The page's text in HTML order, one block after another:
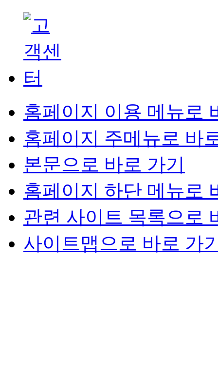
홈페이지 이용 메뉴로
홈페이지 주메뉴로 바
본문으로 바로 가기
홈페이지 하단 메뉴로
관련 사이트 목록으로
사이트맵으로 바로 가